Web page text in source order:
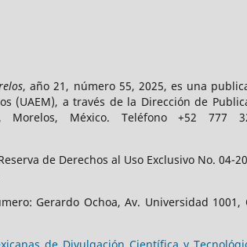
, año 21, número 55, 2025, es una
(UAEM), a través de la Dirección de
Morelos, México. Teléfono +52
de Derechos al Uso Exclusivo No. 04-
Gerardo Ochoa, Av. Universidad